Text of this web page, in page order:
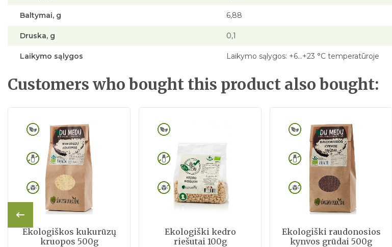
Baltymai, g 6,88
Druska, g 0,1
Laikymo sąlygos Laikymo sąlygos: +6…+23 °C temperatūroje
Customers who bought this product also bought:
Ekologiškos kukurūzų
kruopos 500g
Ekologiški kedro
riešutai 100g
Ekologiški raudonosios
kynvos grūdai 500g